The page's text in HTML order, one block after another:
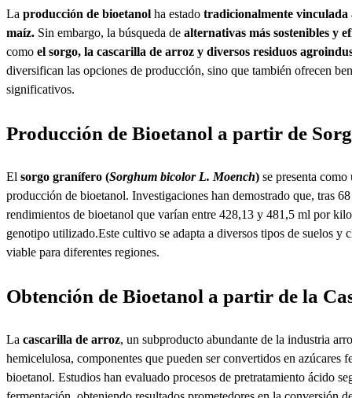
La producción de bioetanol ha estado tradicionalmente vinculada
maíz. Sin embargo, la búsqueda de alternativas más sostenibles y
como el sorgo, la cascarilla de arroz y diversos residuos
diversifican las opciones de producción, sino que también ofrecen
significativos.
Producción de Bioetanol a partir de
El sorgo granífero (Sorghum bicolor L. Moench) se presenta
producción de bioetanol. Investigaciones han demostrado que, tras
rendimientos de bioetanol que varían entre 428,13 y 481,5 ml por
genotipo utilizado.Este cultivo se adapta a diversos tipos de suelos y
viable para diferentes regiones.
Obtención de Bioetanol a partir de la
La cascarilla de arroz, un subproducto abundante de la industria
hemicelulosa, componentes que pueden ser convertidos en azúcares
bioetanol. Estudios han evaluado procesos de pretratamiento ácido